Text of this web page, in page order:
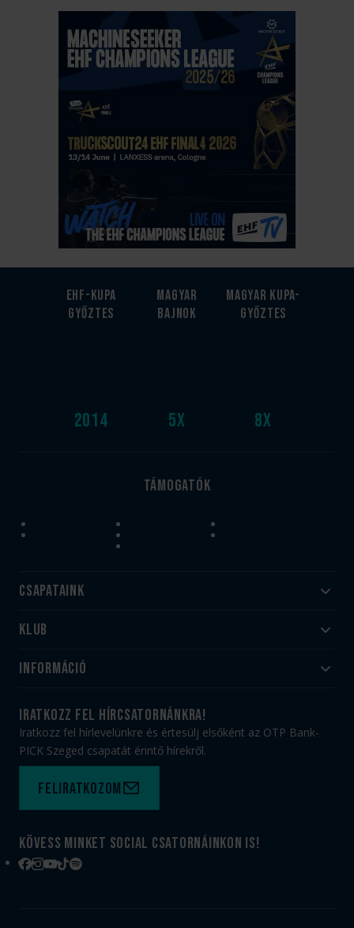
EHF-Kupa
győztes
2014
Magyar
bajnok
5x
Magyar kupa-
győztes
8x
Támogatók
Csapataink
Felnőtt
Utánpótlás
Klub
#HandballFamily
Munkatársaink
PICK Aréna
Sajtóakkreditáció
Információ
Jegy- és bérletvásárlás
Webshop
Felhasználási feltételek
Kapcsolat
iratkozz fel hírcsatornánkra!
Iratkozz fel hírlevelünkre és értesülj elsőként az OTP Bank-
PICK Szeged csapatát érintő hírekről.
Feliratkozom
Kövess minket social csatornáinkon is!
Facebook
Instagram
YouTube
TikTokSpotify